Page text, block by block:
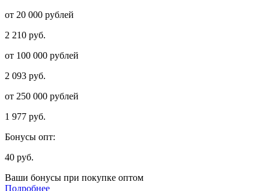
от 20 000 рублей
2 210 руб.
от 100 000 рублей
2 093 руб.
от 250 000 рублей
1 977 руб.
Бонусы опт:
40 руб.
Ваши бонусы при покупке оптом
Подробнее